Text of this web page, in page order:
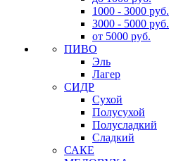
1000 - 3000 руб.
3000 - 5000 руб.
от 5000 руб.
ПИВО
Эль
Лагер
СИДР
Сухой
Полусухой
Полусладкий
Сладкий
САКЕ